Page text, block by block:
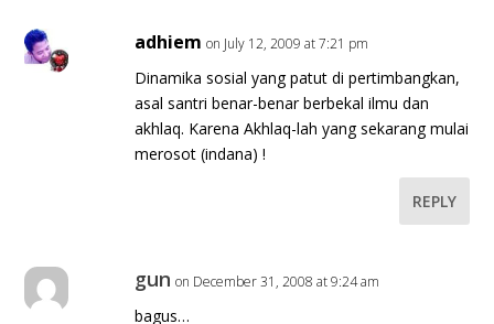
adhiem on July 12, 2009 at 7:21 pm
Dinamika sosial yang patut di pertimbangkan,
asal santri benar-benar berbekal ilmu dan
akhlaq. Karena Akhlaq-lah yang sekarang mulai
merosot (indana) !
REPLY
gun on December 31, 2008 at 9:24 am
bagus…